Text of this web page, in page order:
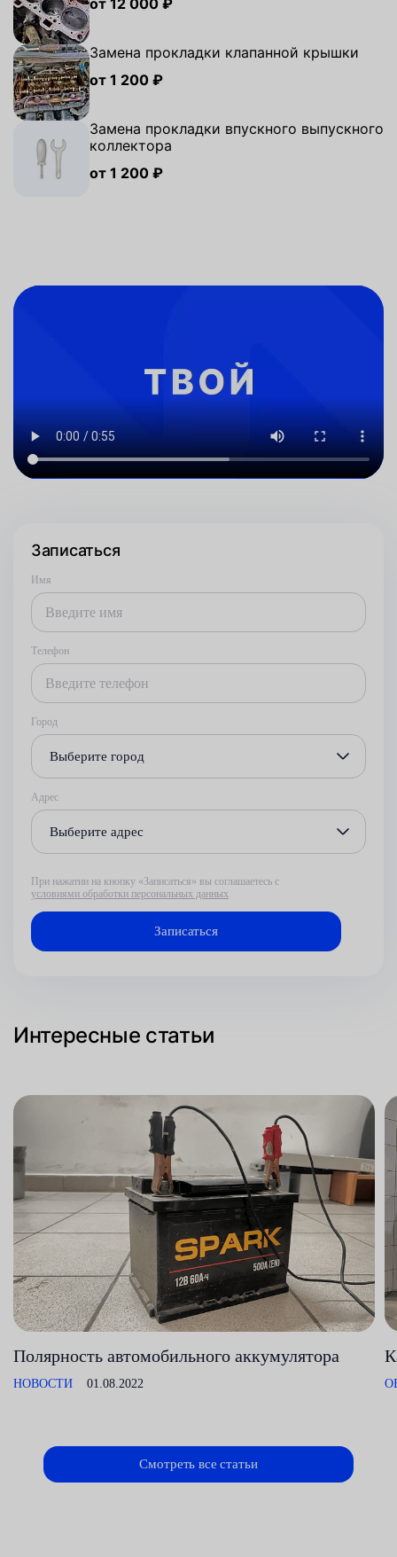
Замена прокладки клапанной крышки
от 1 200 ₽
Замена прокладки впускного выпускного
коллектора
от 1 200 ₽
Записаться
Имя
Телефон
Город
Выберите город
Адрес
Выберите адрес
При нажатии на кнопку «Записаться» вы соглашаетесь с
условиями обработки персональных данных
Интересные статьи
Полярность автомобильного аккумулятора
НОВОСТИ 01.08.2022
Смотреть все статьи